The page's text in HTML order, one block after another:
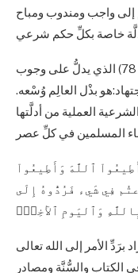
إلى واجب ومندوب ومباح
مثل قوله تعالى: (أَقِمِ ٱلصَّلَوٰةَ) (الإسراء: 78) الذي يدلُّ على وجوب
بذْل العالِم وُسْعه.
العملية من أدلَّتها
ٱللَّهَ وَأَطِيعُواْ
فِي شَيء فَرُدُّوهُ إِلَى
(النساء: 59). والمراد برَدِّ الأمر إلى الله تعالى
الكتاب والسُّنَّة ومصادر